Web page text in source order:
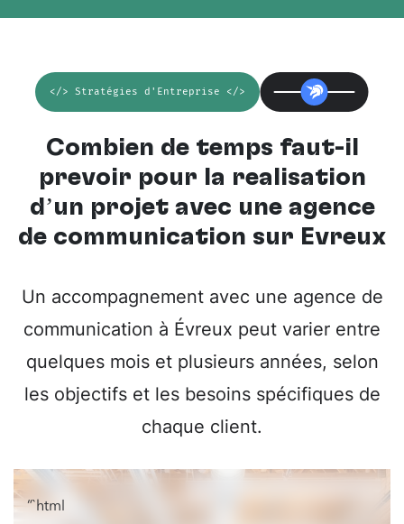
</> Stratégies d'Entreprise </>
Combien de temps faut-il
prévoir pour la réalisation
d’un projet avec une agence
de communication sur Evreux
Un accompagnement avec une agence de
communication à Évreux peut varier entre
quelques mois et plusieurs années, selon
les objectifs et les besoins spécifiques de
chaque client.
“`html